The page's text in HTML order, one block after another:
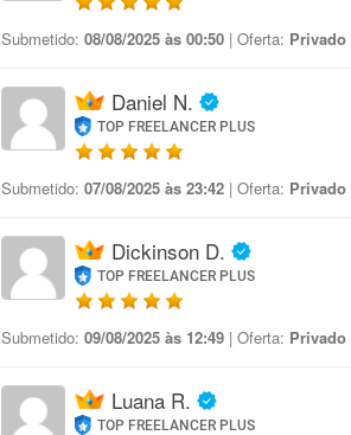
Submetido: 08/08/2025 às 00:50 | Oferta: Privado
Daniel N.
TOP FREELANCER PLUS
Submetido: 07/08/2025 às 23:42 | Oferta: Privado
Dickinson D.
TOP FREELANCER PLUS
Submetido: 09/08/2025 às 12:49 | Oferta: Privado
Luana R.
TOP FREELANCER PLUS